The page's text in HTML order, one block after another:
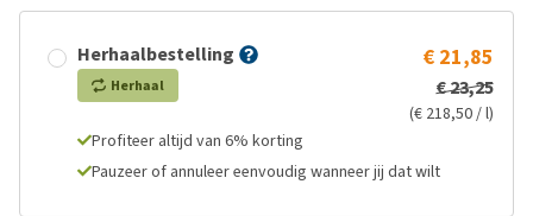
Herhaalbestelling
Herhaal
€ 21,85
€ 23,25
(€ 218,50 / l)
Profiteer altijd van 6% korting
Pauzeer of annuleer eenvoudig wanneer jij dat wilt